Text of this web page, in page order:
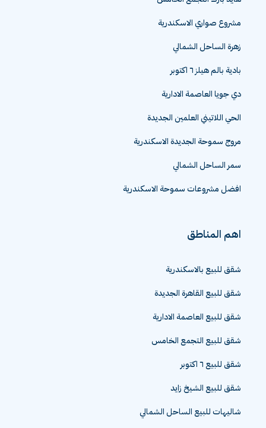
مشروع صواري الاسكندرية
زهرة الساحل الشمالي
بادية بالم هيلز ٦ اكتوبر
دي جويا العاصمة الادارية
الحي اللاتيني العلمين الجديدة
مروج سموحة الجديدة الاسكندرية
سمر الساحل الشمالي
افضل مشروعات سموحة الاسكندرية
اهم المناطق
شقق للبيع بالاسكندرية
شقق للبيع القاهرة الجديدة
شقق للبيع العاصمة الادارية
شقق للبيع التجمع الخامس
شقق للبيع ٦ اكتوبر
شقق للبيع الشيخ زايد
شاليهات للبيع الساحل الشمالي